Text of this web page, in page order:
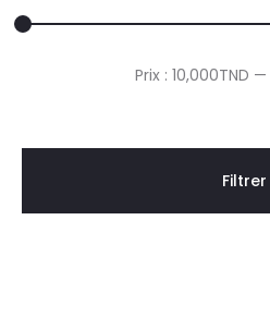
Prix
Prix
Filtrer
Prix : 10,000TND —